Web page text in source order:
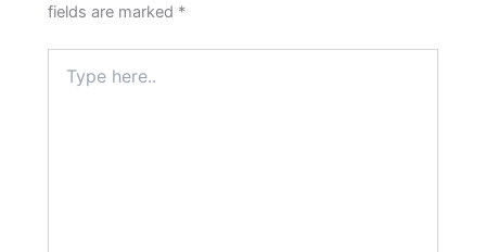
fields are marked *
here..